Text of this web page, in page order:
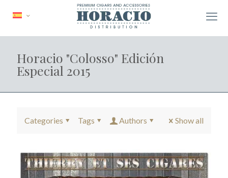
Horacio "Colosso" Edición
Especial 2015
Categories Tags Authors Show all